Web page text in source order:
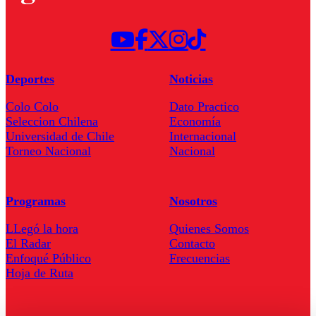
Deportes
Colo Colo
Seleccion Chilena
Universidad de Chile
Torneo Nacional
Noticias
Dato Practico
Economía
Internacional
Nacional
Programas
LLegó la hora
El Radar
Enfoqué Público
Hoja de Ruta
Nosotros
Quienes Somos
Contacto
Frecuencias